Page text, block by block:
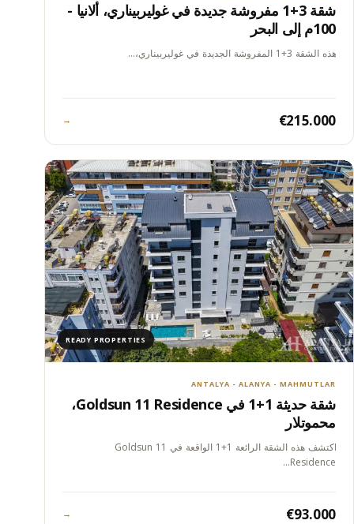
شقة 3+1 مفروشة جديدة في غوليربيناري، ألانيا -
100م إلى البحر
هذه الشقة 3+1 المفروشة الجديدة في غوليربيناري،…
€215.000
→
READY PROPERTIES
ANTALYA - ALANYA - MAHMUTLAR
شقة حديثة 1+1 في Goldsun 11 Residence،
محموتلار
اكتشف هذه الشقة الرائعة 1+1 الواقعة في Goldsun 11
Residence…
€93.000
→